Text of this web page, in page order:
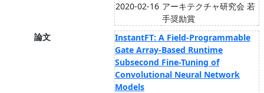
2020-02-16 アーキテクチャ研究会 若
手奨励賞
論文
InstantFT: A Field-Programmable
Gate Array-Based Runtime
Subsecond Fine-Tuning of
Convolutional Neural Network
Models